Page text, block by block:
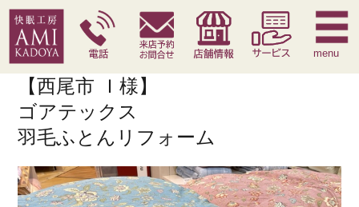
快眠枕 腰痛対策寝具 季節寝具 サービス
menu
【西尾市 Ｉ様】
ゴアテックス
羽毛ふとんリフォーム